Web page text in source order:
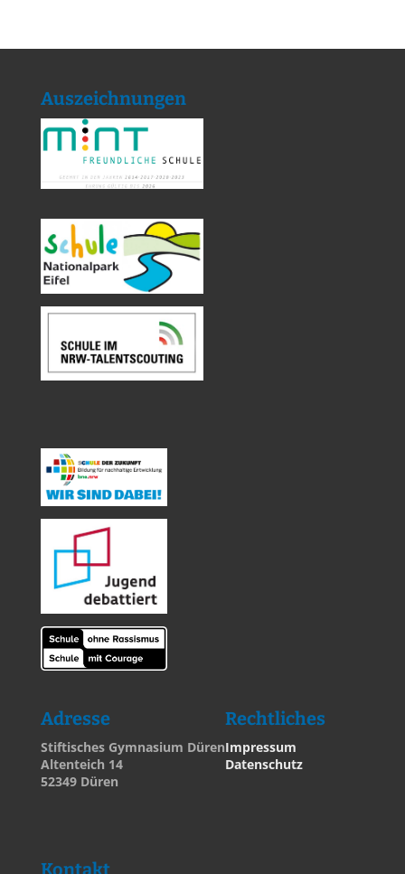
Auszeichnungen
Adresse
Stiftisches Gymnasium Düren
Altenteich 14
52349 Düren
Rechtliches
Impressum
Datenschutz
Kontakt